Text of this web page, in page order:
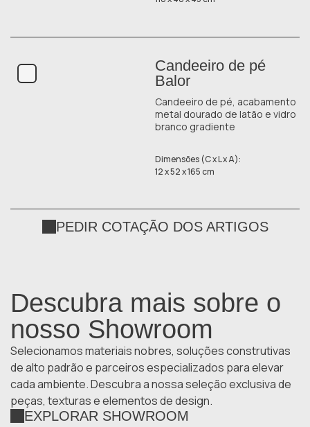
Candeeiro de pé
Balor
Candeeiro de pé, acabamento
metal dourado de latão e vidro
branco gradiente
Dimensões (C x L x A):
12 x 52 x 165 cm
PEDIR COTAÇÃO DOS ARTIGOS
Descubra mais sobre o
nosso Showroom
Selecionamos materiais nobres, soluções construtivas
de alto padrão e parceiros especializados para elevar
cada ambiente. Descubra a nossa seleção exclusiva de
peças, texturas e elementos de design.
EXPLORAR SHOWROOM